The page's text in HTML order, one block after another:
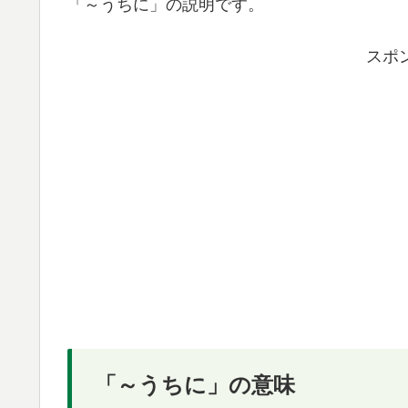
「～うちに」の説明です。
スポ
「～うちに」の意味